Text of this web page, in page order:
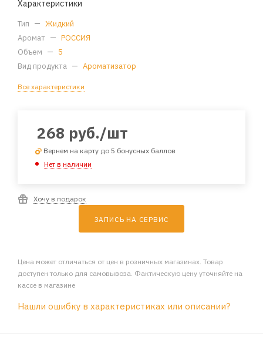
Характеристики
Тип — Жидкий
Аромат — РОССИЯ
Объем — 5
Вид продукта — Ароматизатор
Все характеристики
268 руб./шт
Вернем на карту до 5 бонусных баллов
Нет в наличии
Хочу в подарок
ЗАПИСЬ НА СЕРВИС
Цена может отличаться от цен в розничных магазинах. Товар
доступен только для самовывоза. Фактическую цену уточняйте на
кассе в магазине
Нашли ошибку в характеристиках или описании?